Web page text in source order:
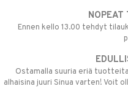
NOPEAT
Ennen kello 13.00 tehdyt
Ostamalla suuria eriä
alhaisina juuri Sinua varten! Voit